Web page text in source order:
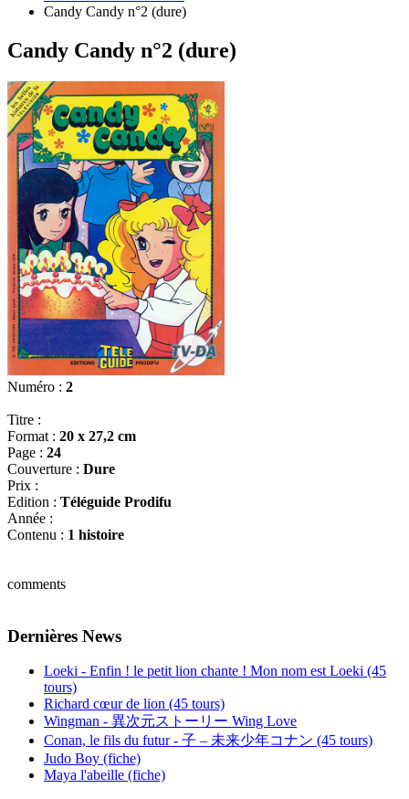
Candy Candy n°2 (dure)
Candy Candy n°2 (dure)
Numéro : 2
Titre :
Format : 20 x 27,2 cm
Page : 24
Couverture : Dure
Prix :
Edition : Téléguide Prodifu
Année :
Contenu : 1 histoire
comments
Dernières News
Loeki - Enfin ! le petit lion chante ! Mon nom est Loeki (45
tours)
Richard cœur de lion (45 tours)
Wingman - 異次元ストーリー Wing Love
Conan, le fils du futur - 子 – 未来少年コナン (45 tours)
Judo Boy (fiche)
Maya l'abeille (fiche)